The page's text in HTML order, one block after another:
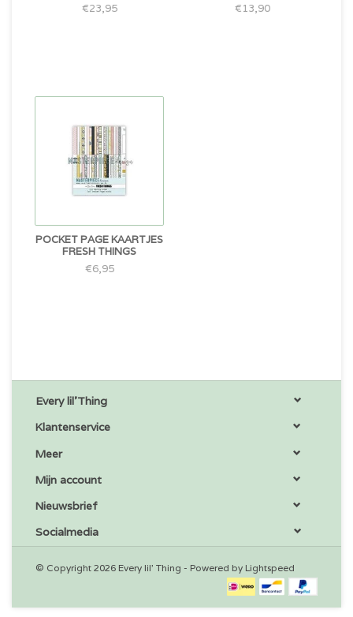
€23,95
€13,90
POCKET PAGE KAARTJES
FRESH THINGS
€6,95
Every lil'Thing
Klantenservice
Meer
Mijn account
Nieuwsbrief
Socialmedia
© Copyright 2026 Every lil' Thing - Powered by Lightspeed